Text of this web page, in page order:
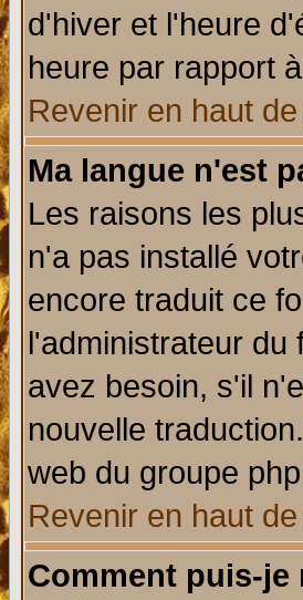
d'hiver et l'heure
heure par rapport
Revenir en haut
Ma langue n'est
Les raisons les
n'a pas installé
encore traduit ce
l'administrateur du
avez besoin, s'il
nouvelle
web du groupe
Revenir en haut
Comment puis-je